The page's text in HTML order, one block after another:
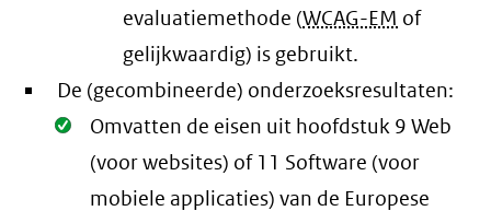
evaluatiemethode (WCAG-EM of
gelijkwaardig) is gebruikt.
De (gecombineerde) onderzoeksresultaten:
Oké.
Omvatten de eisen uit hoofdstuk 9 Web
(voor websites) of 11 Software (voor
mobiele applicaties) van de Europese